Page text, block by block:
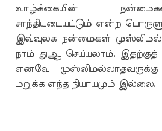
வாழ்க்கையின்
சாந்தியடையட்டும் என்ற
இவ்வுலக நன்மைகள்
நாம் துஆ செய்யலாம்.
எனவே
மறுக்க எந்த நியாயமும் இல்லை.